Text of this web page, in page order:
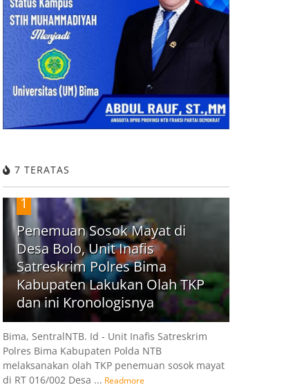
7 TERATAS
1
Penemuan Sosok Mayat di
Desa Bolo, Unit Inafis
Satreskrim Polres Bima
Kabupaten Lakukan Olah TKP
dan ini Kronologisnya
Bima, SentralNTB. Id - Unit Inafis Satreskrim
Polres Bima Kabupaten Polda NTB
melaksanakan olah TKP penemuan sosok mayat
di RT 016/002 Desa ... Readmore